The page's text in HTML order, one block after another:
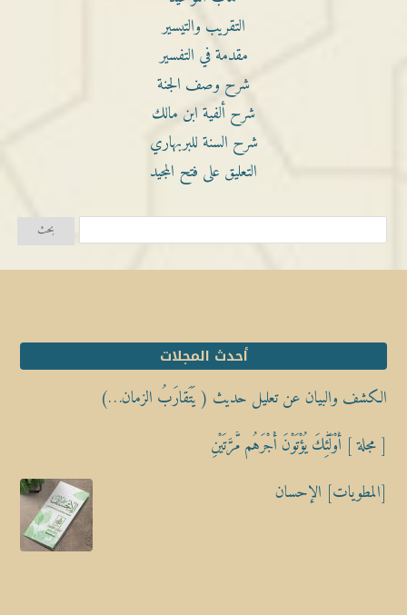
التقريب والتيسير
مقدمة في التفسير
شرح وصف الجنة
شرح ألفية ابن مالك
شرح السنة للبربهاري
التعليق على فتح المجيد
أحدث المجلات
الكشف والبيان عن تعليل حديث ( يَتَقارَبُ الزمان…)
[ مجلة ] أُوْلَٰٓئِكَ يُؤْتَوْنَ أَجْرَهُم مَّرَّتَيْنِ
[المطويات] الإحسان